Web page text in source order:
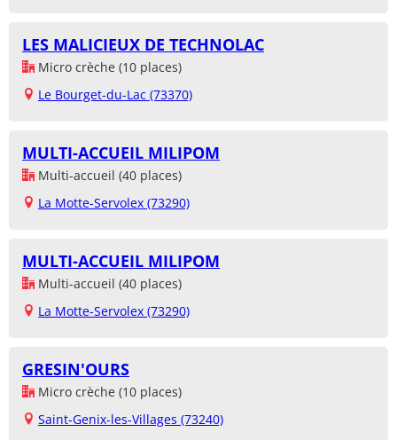
LES MALICIEUX DE TECHNOLAC
Micro crèche (10 places)
Le Bourget-du-Lac (73370)
MULTI-ACCUEIL MILIPOM
Multi-accueil (40 places)
La Motte-Servolex (73290)
MULTI-ACCUEIL MILIPOM
Multi-accueil (40 places)
La Motte-Servolex (73290)
GRESIN'OURS
Micro crèche (10 places)
Saint-Genix-les-Villages (73240)